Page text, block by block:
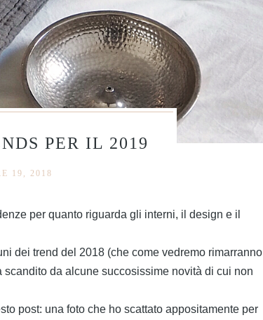
PER IL 2019
19, 2018
per quanto riguarda gli interni, il design e il
dei trend del 2018 (che come vedremo rimarranno
da alcune succosissime novità di cui non
post: una foto che ho scattato appositamente per